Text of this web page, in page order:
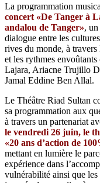
La programmation
concert «De Tanger à
andalou de Tanger»,
dialogue entre les
rives du monde, à travers
et les rythmes
Lajara, Ariacne Trujillo
Jamal Eddine Ben Allal.
Le Théâtre Riad Sultan
sa programmation aux
à travers un partenariat
le vendredi 26 juin, le
«20 ans d’action de
mettant en lumière le
expérience dans
vulnérabilité ainsi que